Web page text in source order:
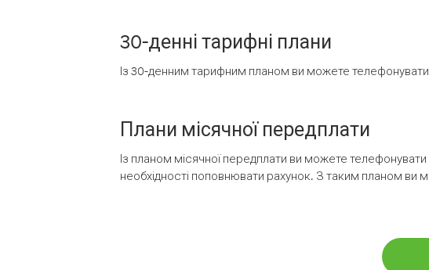
30-денні тарифні плани
Із 30-денним тарифним планом ви можете
Плани місячної передплати
Із планом місячної передплати ви можете
необхідності поповнювати рахунок. З таким планом ви